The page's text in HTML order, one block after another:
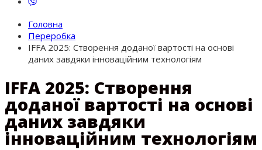
Головна
Переробка
IFFA 2025: Створення доданої вартості на основі
даних завдяки інноваційним технологіям
IFFA 2025: Створення
доданої вартості на основі
даних завдяки
інноваційним технологіям